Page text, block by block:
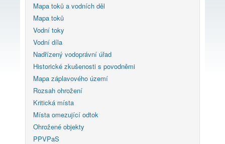
Mapa toků a vodních děl
Mapa toků
Vodní toky
Vodní díla
Nadřízený vodoprávní úřad
Historické zkušenosti s povodněmi
Mapa záplavového území
Rozsah ohrožení
Kritická místa
Místa omezující odtok
Ohrožené objekty
PPVPaS